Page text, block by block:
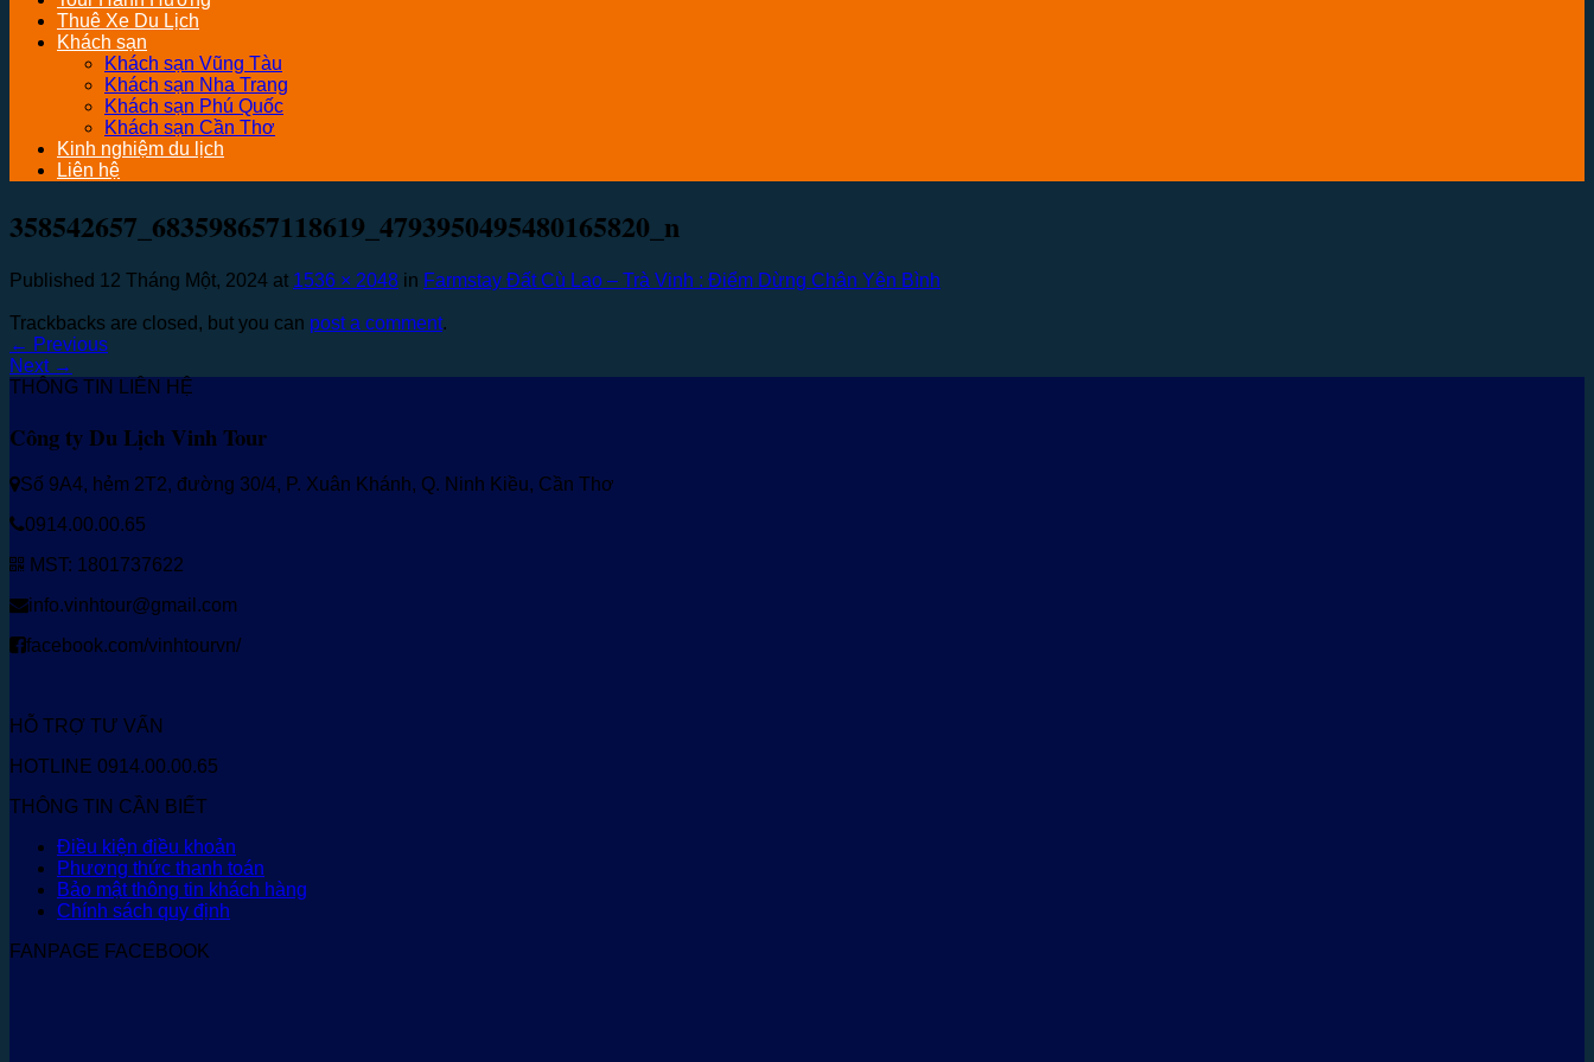
Thuê Xe Du Lịch
Khách sạn
Khách sạn Vũng Tàu
Khách sạn Nha Trang
Khách sạn Phú Quốc
Khách sạn Cần Thơ
Kinh nghiệm du lịch
Liên hệ
358542657_683598657118619_4793950495480165820_n
Published 12 Tháng Một, 2024 at 1536 × 2048 in Farmstay Đất Cù Lao – Trà Vinh : Điểm Dừng Chân Yên Bình
Trackbacks are closed, but you can post a comment.
← Previous
Next →
THÔNG TIN LIÊN HỆ
Công ty Du Lịch Vinh Tour
Số 9A4, hẻm 2T2, đường 30/4, P. Xuân Khánh, Q. Ninh Kiều, Cần Thơ
0914.00.00.65
MST: 1801737622
info.vinhtour@gmail.com
facebook.com/vinhtourvn/
HỖ TRỢ TƯ VẤN
HOTLINE 0914.00.00.65
THÔNG TIN CẦN BIẾT
Điều kiện điều khoản
Phương thức thanh toán
Bảo mật thông tin khách hàng
Chính sách quy định
FANPAGE FACEBOOK